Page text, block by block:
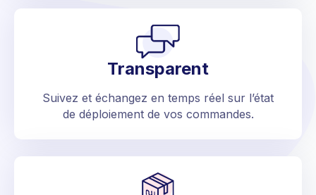
Transparent
Suivez et échangez en temps réel sur l’état
de déploiement de vos commandes.